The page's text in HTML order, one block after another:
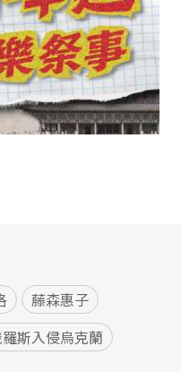
藤森惠子
斯入侵烏克蘭